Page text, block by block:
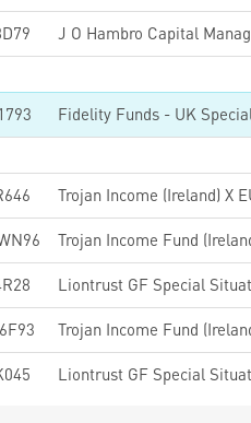
Fidelity Funds - UK
Trojan Income (Ireland) X
Trojan Income Fund
Trojan Income Fund